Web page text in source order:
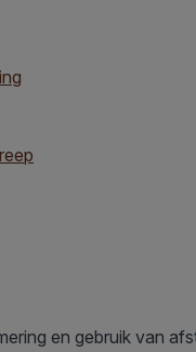
en gebruik van